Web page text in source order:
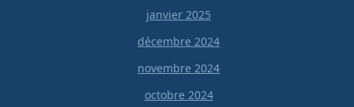
janvier 2025
décembre 2024
novembre 2024
octobre 2024